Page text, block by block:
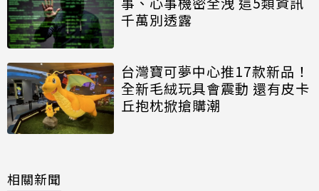
千萬別透露
台灣寶可夢中心推17款新品！
全新毛絨玩具會震動 還有皮卡
丘抱枕掀搶購潮
相關新聞